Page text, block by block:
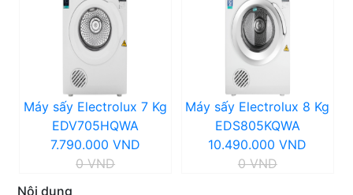
Máy sấy Electrolux 7 Kg
EDV705HQWA
7.790.000 VND
0 VND
Máy sấy Electrolux 8 Kg
EDS805KQWA
10.490.000 VND
0 VND
Nội dung